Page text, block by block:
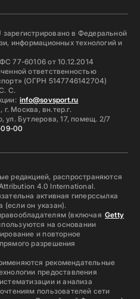
зарегистрировано в Федеральной
информационных технологий и
77-60106 от 10.12.2014
ответственностью
(ОГРН 5147746142704)
С.
info@sovsport.ru
г. Москва, вн.тер.г.
ул. Бутлерова, 17, помещ. 2/7
09-00
редакцией, распространяются
4.0 International.
активная гиперссылка
(если он указан).
(включая Getty
на основании
и повторное
разрешения
рекомендательные
предоставления
и анализа
пользователей сети